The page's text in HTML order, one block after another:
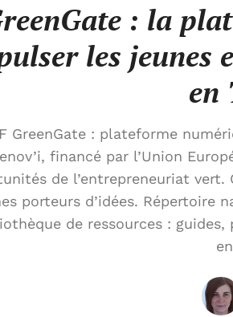
: la
les jeunes
en
GreenGate : plateforme
financé par l’Union
de l’entrepreneuriat vert.
porteurs d’idées. Répertoire
de ressources :